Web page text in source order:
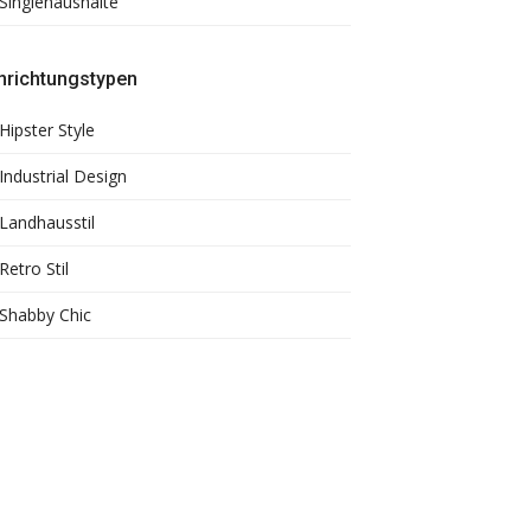
Hipster Style
Industrial Design
Landhausstil
Retro Stil
Shabby Chic